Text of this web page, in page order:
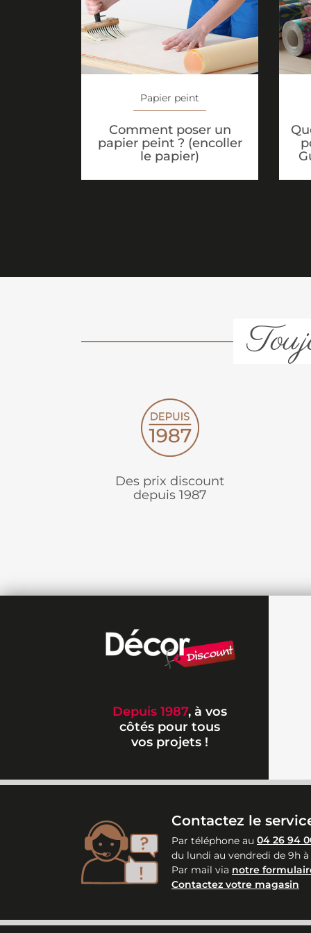
Papier peint
Comment poser un
papier peint ? (encoller
le papier)
Des prix discount
depuis 1987
Depuis 1987, à vos
côtés pour tous
vos projets !
Contactez le
Par téléphone au 04 26 94
du lundi au vendredi de 9h à
Par mail via notre
Contactez votre magasin